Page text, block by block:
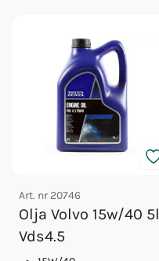
Art. nr 20746
Olja Volvo 15w/40 5l
Vds4.5